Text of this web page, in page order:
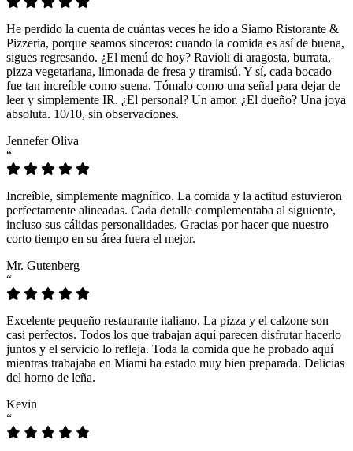
He perdido la cuenta de cuántas veces he ido a Siamo Ristorante &
Pizzeria, porque seamos sinceros: cuando la comida es así de buena,
sigues regresando. ¿El menú de hoy? Ravioli di aragosta, burrata,
pizza vegetariana, limonada de fresa y tiramisú. Y sí, cada bocado
fue tan increíble como suena. Tómalo como una señal para dejar de
leer y simplemente IR. ¿El personal? Un amor. ¿El dueño? Una joya
absoluta. 10/10, sin observaciones.
Jennefer Oliva
“
Increíble, simplemente magnífico. La comida y la actitud estuvieron
perfectamente alineadas. Cada detalle complementaba al siguiente,
incluso sus cálidas personalidades. Gracias por hacer que nuestro
corto tiempo en su área fuera el mejor.
Mr. Gutenberg
“
Excelente pequeño restaurante italiano. La pizza y el calzone son
casi perfectos. Todos los que trabajan aquí parecen disfrutar hacerlo
juntos y el servicio lo refleja. Toda la comida que he probado aquí
mientras trabajaba en Miami ha estado muy bien preparada. Delicias
del horno de leña.
Kevin
“